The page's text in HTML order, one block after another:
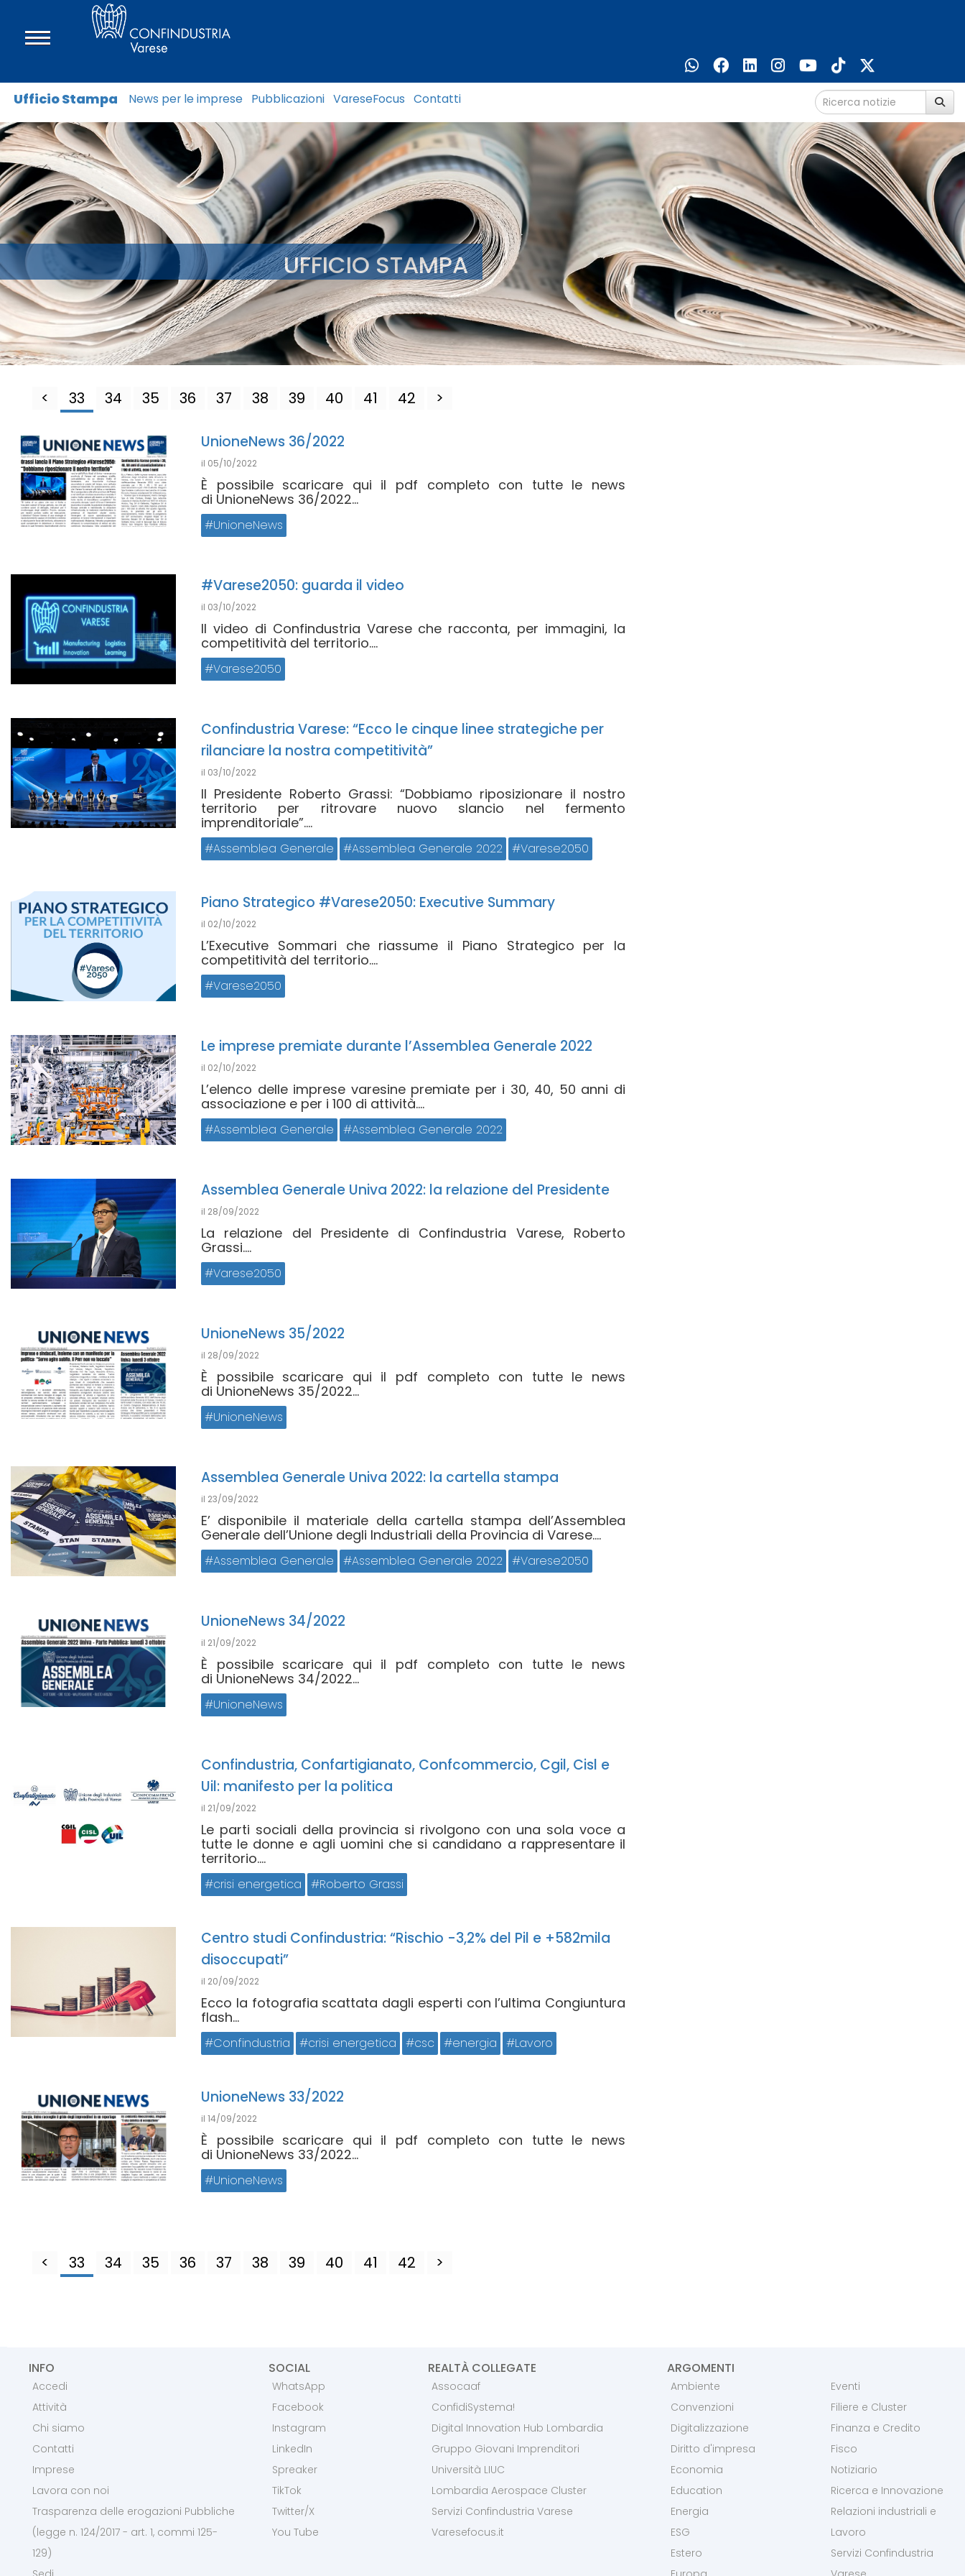
Ufficio Stampa News per le imprese Pubblicazioni VareseFocus Contatti
UFFICIO STAMPA
< 33 34 35 36 37 38 39 40 41 42 >
UnioneNews 36/2022
il 05/10/2022
È possibile scaricare qui il pdf completo con tutte le news
di UnioneNews 36/2022...
UnioneNews
#Varese2050: guarda il video
il 03/10/2022
Il video di Confindustria Varese che racconta, per immagini, la
competitività del territorio....
Varese2050
Confindustria Varese: “Ecco le cinque linee strategiche per
rilanciare la nostra competitività”
il 03/10/2022
Il Presidente Roberto Grassi: “Dobbiamo riposizionare il nostro
territorio per ritrovare nuovo slancio nel fermento
imprenditoriale”....
Assemblea Generale Assemblea Generale 2022 Varese2050
Piano Strategico #Varese2050: Executive Summary
il 02/10/2022
L’Executive Sommari che riassume il Piano Strategico per la
competitività del territorio....
Varese2050
Le imprese premiate durante l’Assemblea Generale 2022
il 02/10/2022
L’elenco delle imprese varesine premiate per i 30, 40, 50 anni di
associazione e per i 100 di attività....
Assemblea Generale Assemblea Generale 2022
Assemblea Generale Univa 2022: la relazione del Presidente
il 28/09/2022
La relazione del Presidente di Confindustria Varese, Roberto
Grassi....
Varese2050
UnioneNews 35/2022
il 28/09/2022
È possibile scaricare qui il pdf completo con tutte le news
di UnioneNews 35/2022...
UnioneNews
Assemblea Generale Univa 2022: la cartella stampa
il 23/09/2022
E’ disponibile il materiale della cartella stampa dell’Assemblea
Generale dell’Unione degli Industriali della Provincia di Varese....
Assemblea Generale Assemblea Generale 2022 Varese2050
UnioneNews 34/2022
il 21/09/2022
È possibile scaricare qui il pdf completo con tutte le news
di UnioneNews 34/2022...
UnioneNews
Confindustria, Confartigianato, Confcommercio, Cgil, Cisl e
Uil: manifesto per la politica
il 21/09/2022
Le parti sociali della provincia si rivolgono con una sola voce a
tutte le donne e agli uomini che si candidano a rappresentare il
territorio....
crisi energetica Roberto Grassi
Centro studi Confindustria: “Rischio -3,2% del Pil e +582mila
disoccupati”
il 20/09/2022
Ecco la fotografia scattata dagli esperti con l’ultima Congiuntura
flash...
Confindustria crisi energetica csc energia Lavoro
UnioneNews 33/2022
il 14/09/2022
È possibile scaricare qui il pdf completo con tutte le news
di UnioneNews 33/2022...
UnioneNews
< 33 34 35 36 37 38 39 40 41 42 >
INFO
Accedi
Attività
Chi siamo
Contatti
Imprese
Lavora con noi
Trasparenza delle erogazioni Pubbliche
(legge n. 124/2017 - art. 1, commi 125-
129)
SOCIAL
WhatsApp
Facebook
Instagram
LinkedIn
Spreaker
TikTok
Twitter/X
You Tube
REALTÀ COLLEGATE
Assocaaf
ConfidiSystema!
Digital Innovation Hub Lombardia
Gruppo Giovani Imprenditori
Università LIUC
Lombardia Aerospace Cluster
Servizi Confindustria Varese
Varesefocus.it
ARGOMENTI
Ambiente
Convenzioni
Digitalizzazione
Diritto d'impresa
Economia
Education
Energia
ESG
Estero
Eventi
Filiere e Cluster
Finanza e Credito
Fisco
Notiziario
Ricerca e Innovazione
Relazioni industriali e
Lavoro
Servizi Confindustria